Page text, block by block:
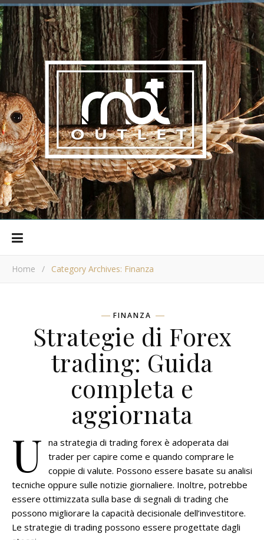
Home / Category Archives: Finanza
FINANZA
Strategie di Forex
trading: Guida
completa e
aggiornata
U na strategia di trading forex è adoperata dai
trader per capire come e quando comprare le
coppie di valute. Possono essere basate su analisi
tecniche oppure sulle notizie giornaliere. Inoltre, potrebbe
essere ottimizzata sulla base di segnali di trading che
possono migliorare la capacità decisionale dell’investitore.
Le strategie di trading possono essere progettate dagli